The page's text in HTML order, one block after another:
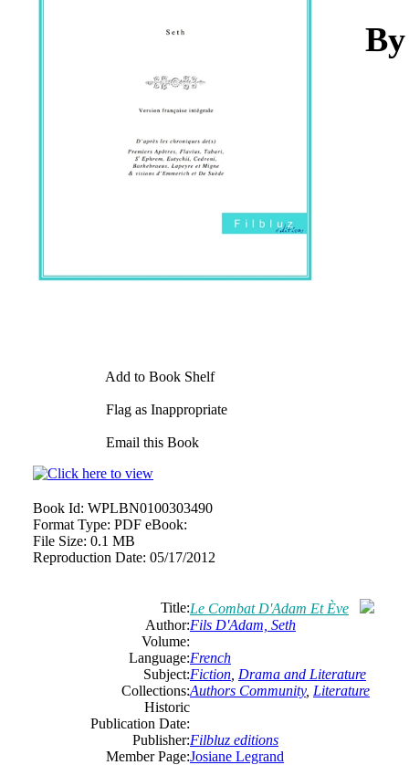
Add to Book Shelf
Flag as Inappropriate
Email this Book
Book Id: WPLBN0100303490
Format Type: PDF eBook:
File Size: 0.1 MB
Reproduction Date: 05/17/2012
Title:Le Combat D'Adam Et Ève
Author:Fils D'Adam, Seth
Volume:
Language:French
Subject:Fiction Drama and Literature
Collections:Authors Community, Literature
Historic
Publication Date:
Publisher:Filbluz editions
Member Page:Josiane Legrand